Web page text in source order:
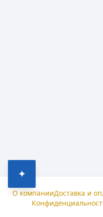
✦
О компанииДоставка и